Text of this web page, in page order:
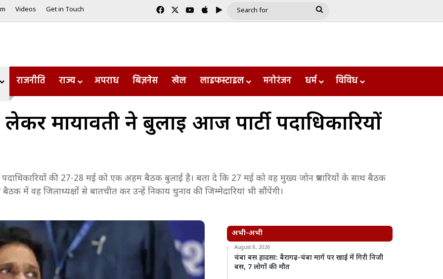
Videos Get in Touch FacebookYouTube
AppleGoogle Play
Search
राजनीति राज्य अपराध बिज़नेस खेल लाइफस्टाइल मनोरंजन धर्म विविध
मायावती ने बुलाई आज पार्टी पदाधिकारियों
पदाधिकारियों की 27-28 मई को एक अहम बैठक बुलाई है। बता दे कि 27 मई को वह मुख्य जोन प्रभारियों के साथ बैठक
में वह जिलाध्यक्षों से बातचीत कर उन्हें निकाय चुनाव की जिम्मेदारियां भी सौंपेंगी।
अभी-अभी
August 8, 2026
चंबा बस हादसा: बैरागढ़-चंबा मार्ग पर खाई में गिरी निजी
बस, 7 लोगों की मौत